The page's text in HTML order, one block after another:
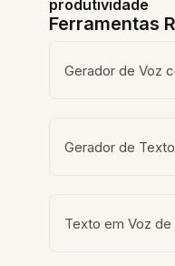
produtividade
Ferramentas
Gerador de Voz
Gerador de
Texto em Voz de